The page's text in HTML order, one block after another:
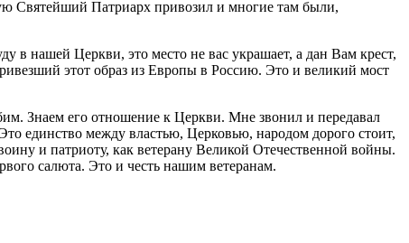
Святейший Патриарх привозил и многие там были,
в нашей Церкви, это место не вас украшает, а дан Вам крест,
этот образ из Европы в Россию. Это и великий мост
Знаем его отношение к Церкви. Мне звонил и передавал
единство между властью, Церковью, народом дорого стоит,
и патриоту, как ветерану Великой Отечественной войны.
салюта. Это и честь нашим ветеранам.